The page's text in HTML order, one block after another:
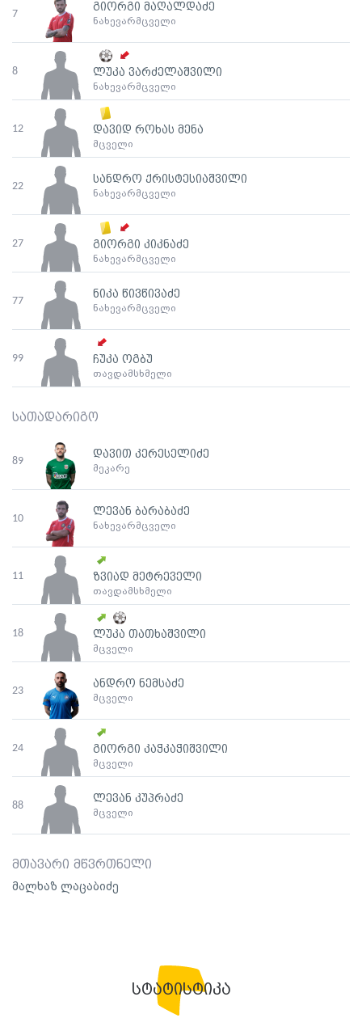
7
გიორგი მაღალდაძე
ნახევარმცველი
8 ლუკა ვარძელაშვილი
ნახევარმცველი
12 დავიდ როხას მენა
მცველი
22
სანდრო ქრისტესიაშვილი
ნახევარმცველი
27 გიორგი კიკნაძე
ნახევარმცველი
77
ნიკა წივწივაძე
ნახევარმცველი
99 ჩუკა ოგბუ
თავდამსხმელი
სათადარიგო
89
დავით კერესელიძე
მეკარე
10
ლევან ბარაბაძე
ნახევარმცველი
11 ზვიად მეტრეველი
თავდამსხმელი
18 ლუკა თათხაშვილი
მცველი
23
ანდრო ნემსაძე
მცველი
24 გიორგი კაჭკაჭიშვილი
მცველი
88
ლევან კუპრაძე
მცველი
მთავარი მწვრთნელი
მალხაზ ლაცაბიძე
სტატისტიკა